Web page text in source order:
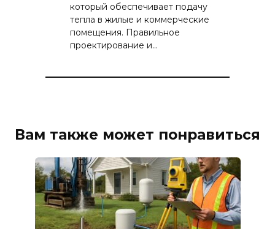
который обеспечивает подачу
тепла в жилые и коммерческие
помещения. Правильное
проектирование и…
Вам также может понравиться